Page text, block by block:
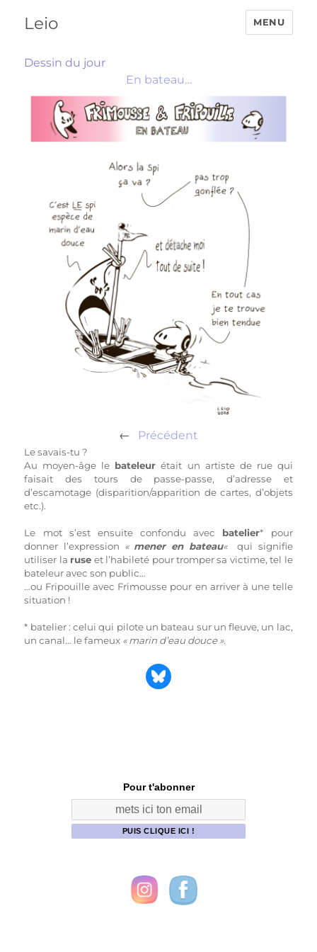
Leio MENU
Dessin du jour
En bateau…
← Précédent
Le savais-tu ?
Au moyen-âge le bateleur était un artiste de rue qui
faisait des tours de passe-passe, d’adresse et
d’escamotage (disparition/apparition de cartes, d’objets
etc.).
Le mot s’est ensuite confondu avec batelier* pour
donner l’expression « mener en bateau«
qui signifie
utiliser la ruse et l’habileté pour tromper sa victime, tel le
bateleur avec son public…
…ou Fripouille avec Frimousse pour en arriver à une telle
situation !
* batelier : celui qui pilote un bateau sur un fleuve, un lac,
un canal… le fameux « marin d’eau douce ».
Partager sur Bluesky
Pour t'abonner